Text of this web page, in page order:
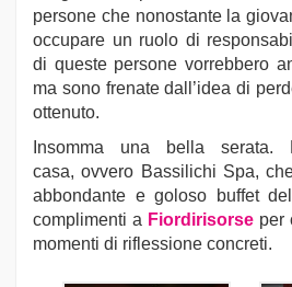
persone che nonostante la
occupare un ruolo di
di queste persone vorrebbero
ma sono frenate dall’idea di
ottenuto.
Insomma una bella
casa, ovvero Bassilichi Spa,
abbondante e goloso buffet
complimenti a Fiordirisorse per
momenti di riflessione concreti.